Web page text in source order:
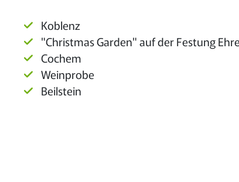
Koblenz
"Christmas Garden" auf der Festung
Cochem
Weinprobe
Beilstein